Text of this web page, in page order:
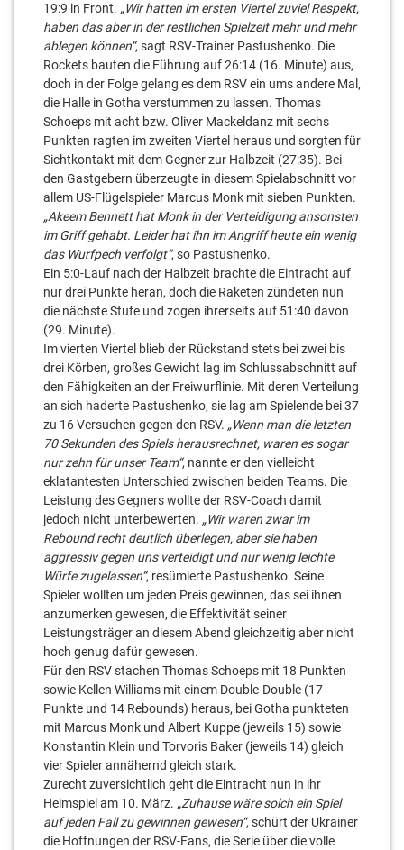
19:9 in Front. „Wir hatten im ersten Viertel zuviel Respekt,
haben das aber in der restlichen Spielzeit mehr und mehr
ablegen können“, sagt RSV-Trainer Pastushenko. Die
Rockets bauten die Führung auf 26:14 (16. Minute) aus,
doch in der Folge gelang es dem RSV ein ums andere Mal,
die Halle in Gotha verstummen zu lassen. Thomas
Schoeps mit acht bzw. Oliver Mackeldanz mit sechs
Punkten ragten im zweiten Viertel heraus und sorgten für
Sichtkontakt mit dem Gegner zur Halbzeit (27:35). Bei
den Gastgebern überzeugte in diesem Spielabschnitt vor
allem US-Flügelspieler Marcus Monk mit sieben Punkten.
„Akeem Bennett hat Monk in der Verteidigung ansonsten
im Griff gehabt. Leider hat ihn im Angriff heute ein wenig
das Wurfpech verfolgt“, so Pastushenko.
Ein 5:0-Lauf nach der Halbzeit brachte die Eintracht auf
nur drei Punkte heran, doch die Raketen zündeten nun
die nächste Stufe und zogen ihrerseits auf 51:40 davon
(29. Minute).
Im vierten Viertel blieb der Rückstand stets bei zwei bis
drei Körben, großes Gewicht lag im Schlussabschnitt auf
den Fähigkeiten an der Freiwurflinie. Mit deren Verteilung
an sich haderte Pastushenko, sie lag am Spielende bei 37
zu 16 Versuchen gegen den RSV. „Wenn man die letzten
70 Sekunden des Spiels herausrechnet, waren es sogar
nur zehn für unser Team“, nannte er den vielleicht
eklatantesten Unterschied zwischen beiden Teams. Die
Leistung des Gegners wollte der RSV-Coach damit
jedoch nicht unterbewerten. „Wir waren zwar im
Rebound recht deutlich überlegen, aber sie haben
aggressiv gegen uns verteidigt und nur wenig leichte
Würfe zugelassen“, resümierte Pastushenko. Seine
Spieler wollten um jeden Preis gewinnen, das sei ihnen
anzumerken gewesen, die Effektivität seiner
Leistungsträger an diesem Abend gleichzeitig aber nicht
hoch genug dafür gewesen.
Für den RSV stachen Thomas Schoeps mit 18 Punkten
sowie Kellen Williams mit einem Double-Double (17
Punkte und 14 Rebounds) heraus, bei Gotha punkteten
mit Marcus Monk und Albert Kuppe (jeweils 15) sowie
Konstantin Klein und Torvoris Baker (jeweils 14) gleich
vier Spieler annähernd gleich stark.
Zurecht zuversichtlich geht die Eintracht nun in ihr
Heimspiel am 10. März. „Zuhause wäre solch ein Spiel
auf jeden Fall zu gewinnen gewesen“, schürt der Ukrainer
die Hoffnungen der RSV-Fans, die Serie über die volle